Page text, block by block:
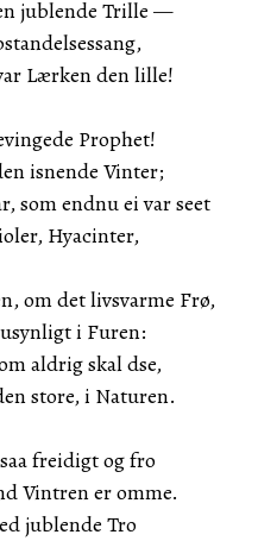
Trille —
den lille!
Prophet!
Vinter;
som endnu ei var seet
Hyacinter,
om det livsvarme Frø,
i Furen:
aldrig skal dse,
i Naturen.
freidigt og fro
er omme.
jublende Tro